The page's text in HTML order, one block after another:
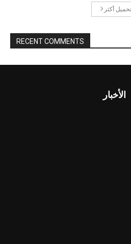
تحميل أكثر
RECENT COMMENTS
الأخبار